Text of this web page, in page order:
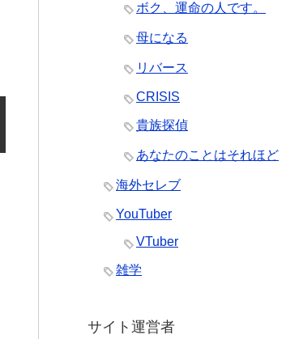
ボク、運命の人です。
母になる
リバース
CRISIS
貴族探偵
あなたのことはそれほど
海外セレブ
YouTuber
VTuber
雑学
サイト運営者